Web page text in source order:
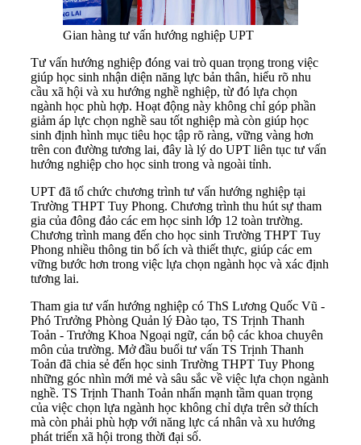
Gian hàng tư vấn hướng nghiệp UPT
Tư vấn hướng nghiệp đóng vai trò quan trọng trong việc
giúp học sinh nhận diện năng lực bản thân, hiểu rõ nhu
cầu xã hội và xu hướng nghề nghiệp, từ đó lựa chọn
ngành học phù hợp. Hoạt động này không chỉ góp phần
giảm áp lực chọn nghề sau tốt nghiệp mà còn giúp học
sinh định hình mục tiêu học tập rõ ràng, vững vàng hơn
trên con đường tương lai, đây là lý do UPT liên tục tư vấn
hướng nghiệp cho học sinh trong và ngoài tỉnh.
UPT đã tổ chức chương trình tư vấn hướng nghiệp tại
Trường THPT Tuy Phong. Chương trình thu hút sự tham
gia của đông đảo các em học sinh lớp 12 toàn trường.
Chương trình mang đến cho học sinh Trường THPT Tuy
Phong nhiều thông tin bổ ích và thiết thực, giúp các em
vững bước hơn trong việc lựa chọn ngành học và xác định
tương lai.
Tham gia tư vấn hướng nghiệp có ThS Lương Quốc Vũ -
Phó Trưởng Phòng Quản lý Đào tạo, TS Trịnh Thanh
Toản - Trưởng Khoa Ngoại ngữ, cán bộ các khoa chuyên
môn của trường. Mở đầu buổi tư vấn TS Trịnh Thanh
Toản đã chia sẻ đến học sinh Trường THPT Tuy Phong
những góc nhìn mới mẻ và sâu sắc về việc lựa chọn ngành
nghề. TS Trịnh Thanh Toản nhấn mạnh tầm quan trọng
của việc chọn lựa ngành học không chỉ dựa trên sở thích
mà còn phải phù hợp với năng lực cá nhân và xu hướng
phát triển xã hội trong thời đại số.